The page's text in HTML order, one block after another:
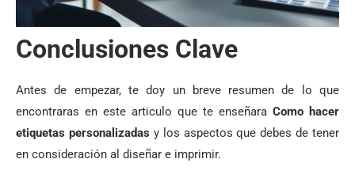
Conclusiones Clave
Antes de empezar, te doy un breve resumen de lo que
encontraras en este articulo que te enseñara Como hacer
etiquetas personalizadas y los aspectos que debes de tener
en consideración al diseñar e imprimir.